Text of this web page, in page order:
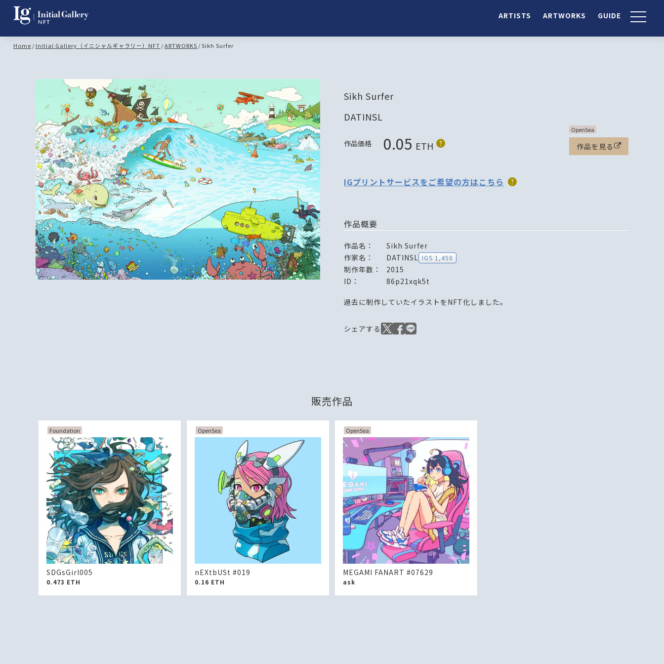
ARTISTS ARTWORKS GUIDE
Home / Initial Gallery（イニシャルギャラリー）NFT /ARTWORKS /Sikh Surfer
Sikh Surfer
DATINSL
作品価格 0.05 ETH ?
OpenSea
作品を見る
IGプリントサービスをご希望の方はこちら ?
作品概要
作品名：
Sikh Surfer
作家名：
DATINSL IGS 1,450
制作年数：
2015
ID：
86p21xqk5t
過去に制作していたイラストをNFT化しました。
販売作品
Foundation
SDGsGirl005
0.473 ETH
OpenSea
nEXtbUSt #019
0.16 ETH
OpenSea
MEGAMI FANART #07629
ask